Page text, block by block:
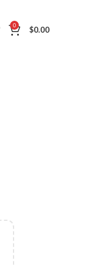
0 $0.00